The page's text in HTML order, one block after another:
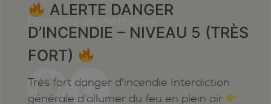
Horaires déchetteries
ALERTE DANGER
D’INCENDIE – NIVEAU 5 (TRÈS
FORT)
Très fort danger d'incendie Interdiction
générale d'allumer du feu en plein air